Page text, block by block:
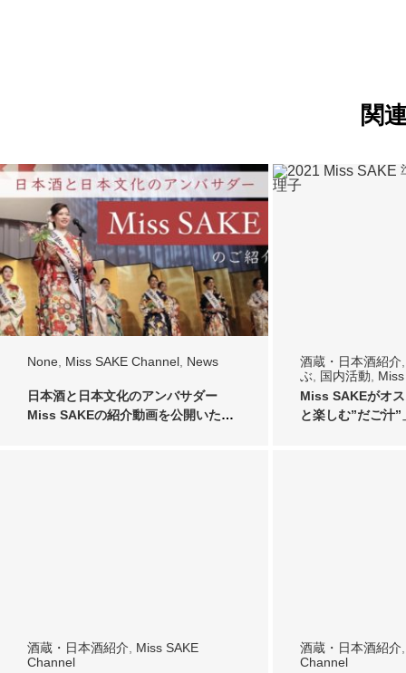
関
None Miss SAKE Channel News
日本酒と日本文化のアンバサダー
Miss SAKEの紹介動画を公開いたし
酒蔵・日本酒紹介
ぶ
国内活動
Miss SAKEがオ
と楽しむ”だご汁
酒蔵・日本酒紹介
Miss SAKE
Channel
酒蔵・日本酒紹介
Channel